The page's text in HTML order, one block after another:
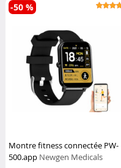
Montre fitness connectée PW-
500.app Newgen Medicals
-50 %